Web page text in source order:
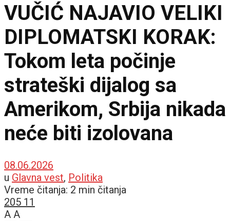
VUČIĆ NAJAVIO VELIKI
DIPLOMATSKI KORAK:
Tokom leta počinje
strateški dijalog sa
Amerikom, Srbija nikada
neće biti izolovana
08.06.2026
u Glavna vest, Politika
Vreme čitanja: 2 min čitanja
205 11
A A